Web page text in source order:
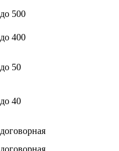
до 500
до 400
до 50
до 40
договорная
договорная